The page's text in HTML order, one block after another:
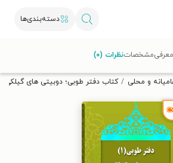
دسته‌بندی‌ها
تخفیف از طاقچه دریافت کن.
و محلی کتاب دفتر طوبی؛ دوبیتی های گیلکی
معرفیمشخصاتنظرات (۰)